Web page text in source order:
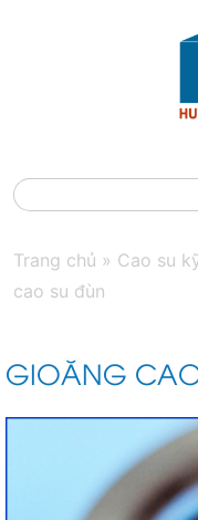
Trang chủ » Cao su
cao su đùn
GIOĂNG